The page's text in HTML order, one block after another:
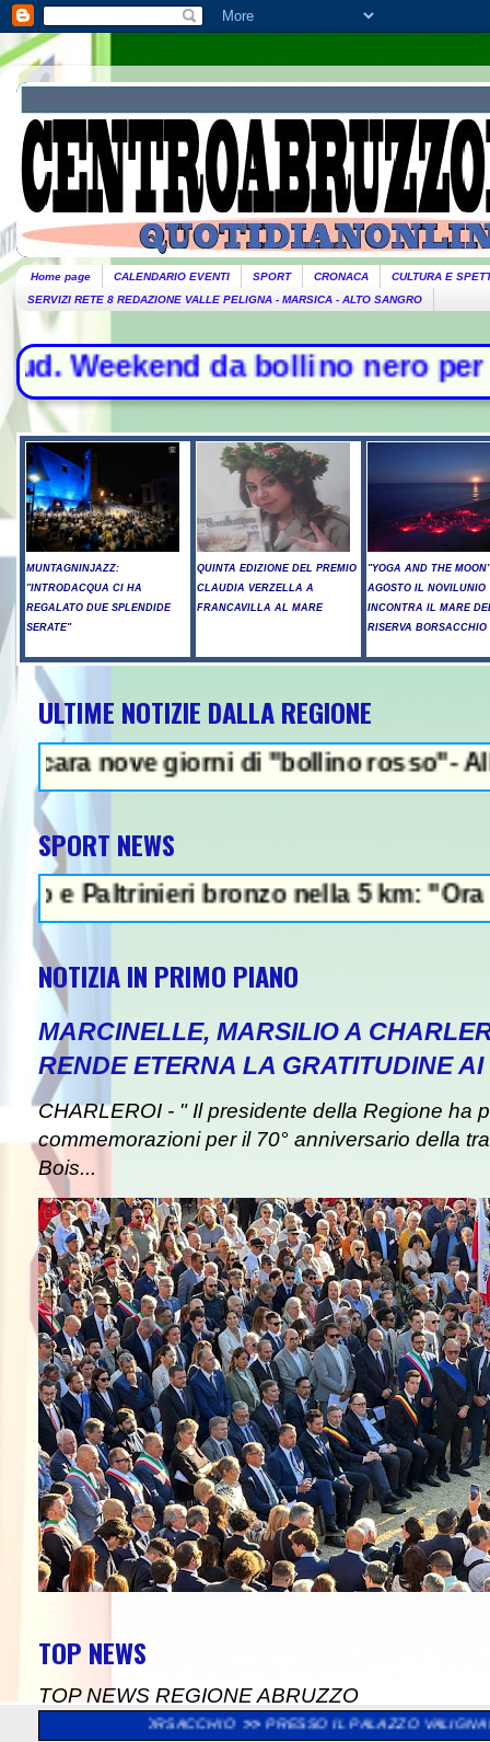
Home page CALENDARIO EVENTI SPORT CRONACA
CULTURA E
SERVIZI RETE 8 REDAZIONE VALLE PELIGNA - MARSICA - ALTO SANGRO
da bollino nero per
MUNTAGNINJAZZ:
"INTRODACQUA CI HA
REGALATO DUE SPLENDIDE
SERATE"
QUINTA EDIZIONE DEL PREMIO
CLAUDIA VERZELLA A
FRANCAVILLA AL MARE
"YOGA AND THE
AGOSTO IL NOVILUNIO
INCONTRA IL MARE
RISERVA BORSACCHIO
ULTIME NOTIZIE DALLA REGIONE
giorni di "bollino rosso"-
SPORT NEWS
bronzo nella 5 km: "Ora ci
NOTIZIA IN PRIMO PIANO
MARCINELLE, MARSILIO A
RENDE ETERNA LA GRATITUDINE
CHARLEROI - " Il presidente della Regione ha
commemorazioni per il 70° anniversario della
Bois...
TOP NEWS
TOP NEWS REGIONE ABRUZZO
PRESSO IL PALAZZO VALIGNANI DI
NEWS IN